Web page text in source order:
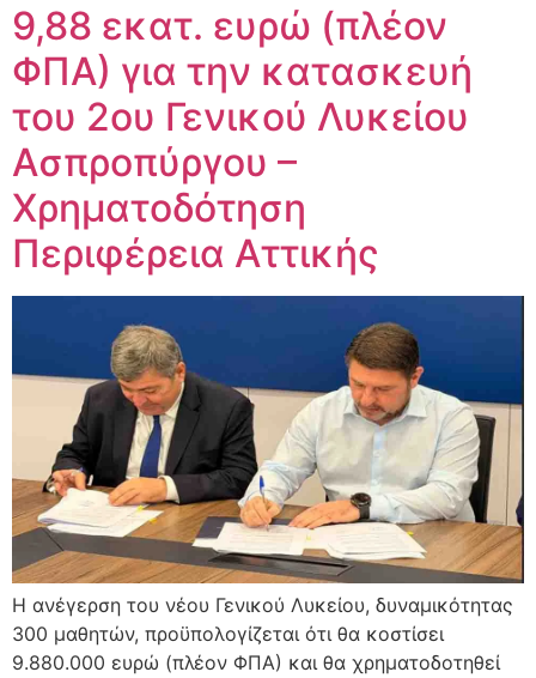
9,88 εκατ. ευρώ (πλέον
ΦΠΑ) για την κατασκευή
του 2ου Γενικού Λυκείου
Ασπροπύργου –
Χρηματοδότηση
Περιφέρεια Αττικής
Η ανέγερση του νέου Γενικού Λυκείου, δυναμικότητας
300 μαθητών, προϋπολογίζεται ότι θα κοστίσει
9.880.000 ευρώ (πλέον ΦΠΑ) και θα χρηματοδοτηθεί